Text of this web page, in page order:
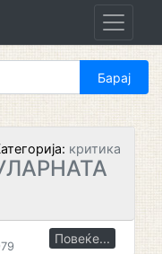
критика
Повеќе...